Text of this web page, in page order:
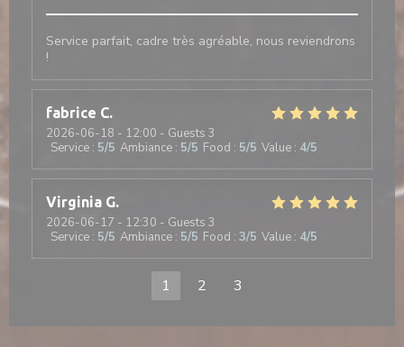
Service parfait, cadre très agréable, nous reviendrons
!
fabrice C
2026-06-18 - 12:00 - Guests 3
Service : 5/5 Ambiance : 5/5 Food : 5/5 Value : 4/5
Virginia G
2026-06-17 - 12:30 - Guests 3
Service : 5/5 Ambiance : 5/5 Food : 3/5 Value : 4/5
1 2 3